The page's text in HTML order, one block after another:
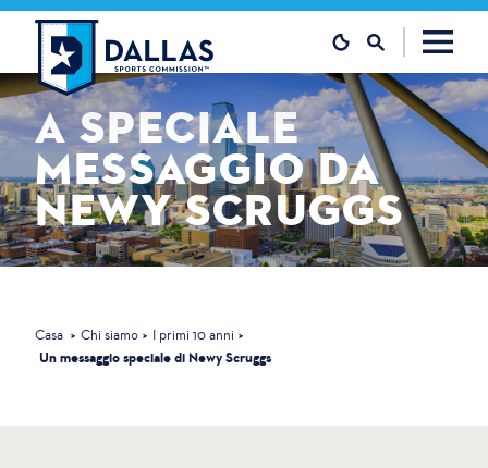
Vai al contenuto
A SPECIALE
MESSAGGIO DA
NEWY SCRUGGS
Casa Chi siamo
I primi 10 anni
Un messaggio speciale di Newy Scruggs